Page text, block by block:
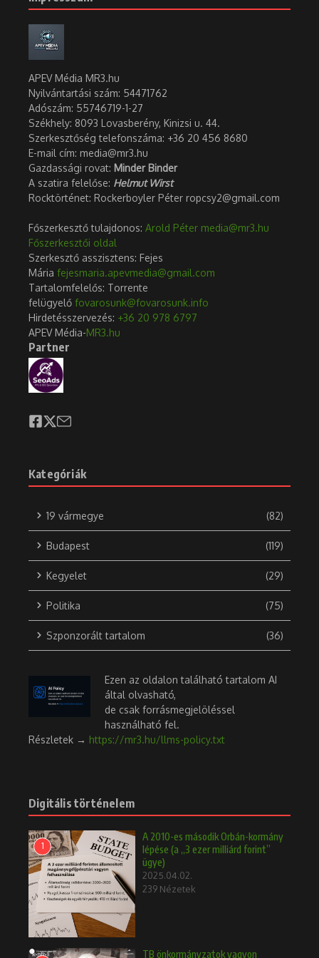
APEV Média MR3.hu
Nyilvántartási szám: 54471762
Adószám: 55746719-1-27
Székhely: 8093 Lovasberény, Kinizsi u. 44.
Szerkesztőség telefonszáma: +36 20 456 8680
E-mail cím: media@mr3.hu
Gazdassági rovat: Minder Binder
A szatira felelőse: Helmut Wirst
Rocktörténet: Rockerboyler Péter ropcsy2@gmail.com
Főszerkesztő tulajdonos: Arold Péter media@mr3.hu
Főszerkesztői oldal
Szerkesztő asszisztens: Fejes
Mária fejesmaria.apevmedia@gmail.com
Tartalomfelelős: Torrente
felügyelő fovarosunk@fovarosunk.info
Hirdetésszervezés: +36 20 978 6797
APEV Média-MR3.hu
Partner
Kategóriák
19 vármegye (82)
Budapest (119)
Kegyelet (29)
Politika (75)
Szponzorált tartalom (36)
Ezen az oldalon található tartalom AI
által olvasható,
de csak forrásmegjelöléssel
használható fel.
Részletek → https://mr3.hu/llms-policy.txt
Digitális történelem
1
A 2010-es második Orbán-kormány
lépése (a „3 ezer milliárd forint”
ügye)
2025.04.02.
239 Nézetek
TB önkormányzatok vagyon